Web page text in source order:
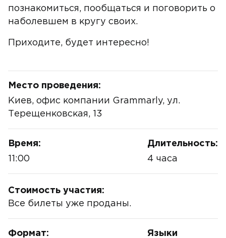
познакомиться, пообщаться и поговорить о
наболевшем в кругу своих.
Приходите, будет интересно!
Место проведения:
Киев, офис компании Grammarly, ул.
Терещенковская, 13
Время:
11:00
Длительность:
4 часа
Стоимость участия:
Все билеты уже проданы.
Формат:
Языки